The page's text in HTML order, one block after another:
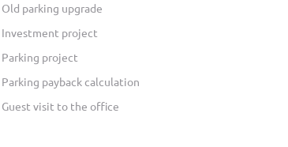
Old parking upgrade
Investment project
Parking project
Parking payback calculation
Guest visit to the office